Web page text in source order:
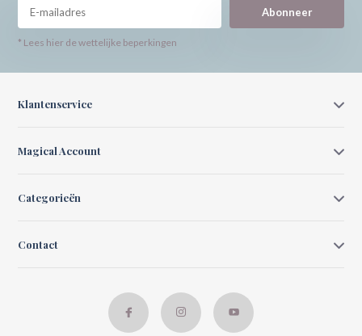
Abonneer
* Lees hier de wettelijke beperkingen
Klantenservice
Magical Account
Categorieën
Contact